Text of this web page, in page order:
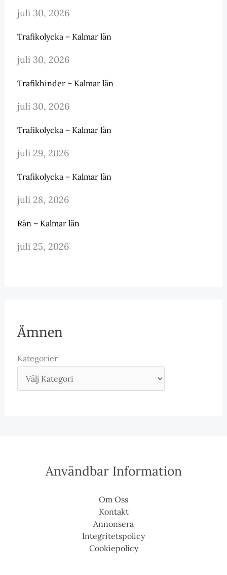
juli 30, 2026
Trafikolycka – Kalmar län
juli 30, 2026
Trafikhinder – Kalmar län
juli 30, 2026
Trafikolycka – Kalmar län
juli 29, 2026
Trafikolycka – Kalmar län
juli 28, 2026
Rån – Kalmar län
juli 25, 2026
Ämnen
Kategorier
Användbar Information
Om Oss
Kontakt
Annonsera
Integritetspolicy
Cookiepolicy